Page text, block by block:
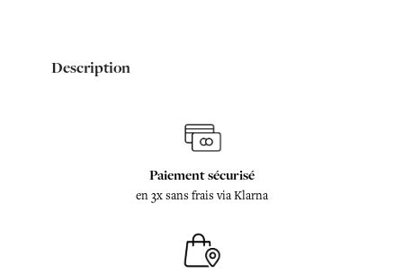
Description
Paiement sécurisé
en 3x sans frais via Klarna